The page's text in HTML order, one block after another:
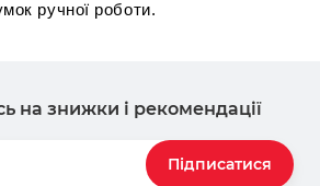
ручної роботи.
на знижки і рекомендації
Підписатися